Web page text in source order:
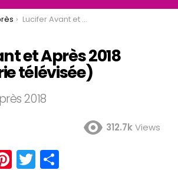
Lucifer Avant et Après 2018 (Lucifer série télévisée)
et Après 2018
télévisée)
2018
312.7kViews
Pi T